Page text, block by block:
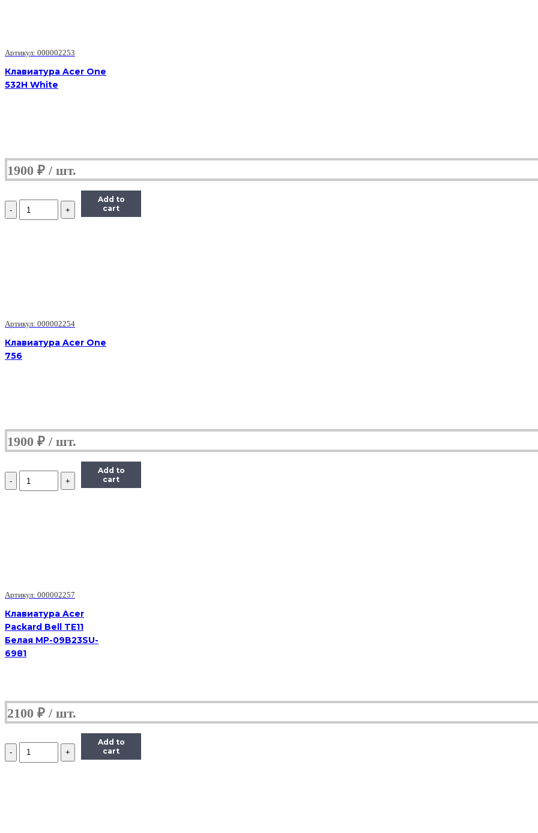
Артикул: 000002253
Клавиатура Acer One
532H White
1900 ₽
Количество
Клавиатура
Add to
cart
Артикул: 000002254
Клавиатура Acer One
756
1900 ₽
Количество
Клавиатура
Add to
cart
Артикул: 000002257
Клавиатура Acer
Packard Bell TE11
Белая MP-09B23SU-
6981
2100 ₽
Количество
Клавиатура
Add to
cart